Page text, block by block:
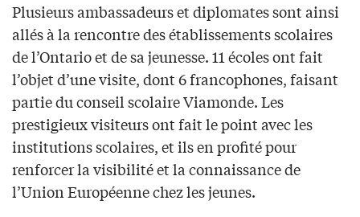
Plusieurs ambassadeurs et diplomates sont ainsi
allés à la rencontre des établissements scolaires
de l’Ontario et de sa jeunesse. 11 écoles ont fait
l’objet d’une visite, dont 6 francophones, faisant
partie du conseil scolaire Viamonde. Les
prestigieux visiteurs ont fait le point avec les
institutions scolaires, et ils en profité pour
renforcer la visibilité et la connaissance de
l’Union Européenne chez les jeunes.